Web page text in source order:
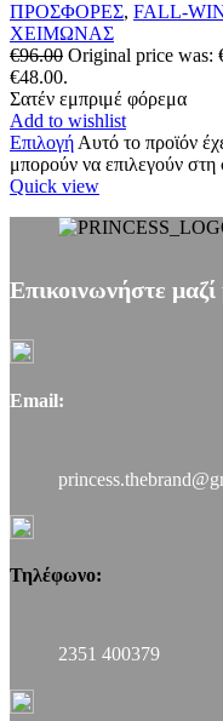
ΠΡΟΣΦΟΡΕΣ, FALL-
ΧΕΙΜΩΝΑΣ
€96.00 Original price was:
€48.00.
Σατέν εμπριμέ φόρεμα
Add to wishlist
Επιλογή Αυτό το προϊόν
μπορούν να επιλεγούν στη
Quick view
Επικοινωνήστε μαζί
Email:
Τηλέφωνο:
2351 400379